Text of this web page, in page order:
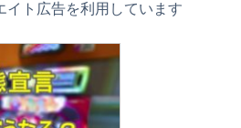
ト広告を利用しています